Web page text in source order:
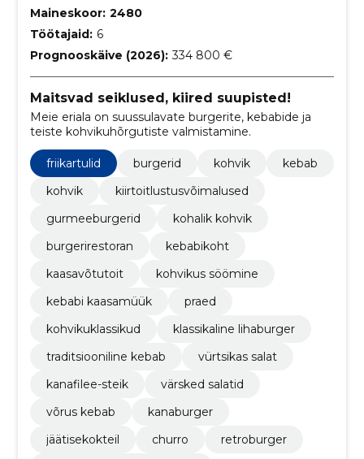
Maineskoor: 2480
Töötajaid: 6
Prognooskäive (2026): 334 800 €
Maitsvad seiklused, kiired suupisted!
Meie eriala on suussulavate burgerite, kebabide ja
teiste kohvikuhõrgutiste valmistamine.
friikartulid burgerid kohvik
kebab
kohvik
kiirtoitlustusvõimalused
gurmeeburgerid
kohalik kohvik
burgerirestoran
kebabikoht
kaasavõtutoit
kohvikus söömine
kebabi kaasamüük
praed
kohvikuklassikud
klassikaline lihaburger
traditsiooniline kebab
vürtsikas salat
kanafilee-steik
värsked salatid
võrus kebab
kanaburger
jäätisekokteil
churro
retroburger